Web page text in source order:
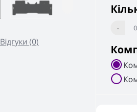
Відгуки (0)
- 0